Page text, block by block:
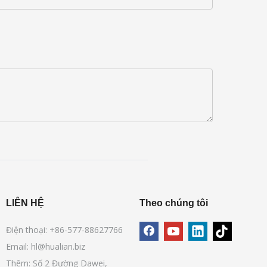
LIÊN HỆ
Điện thoại: +86-577-88627766
Email: hl@hualian.biz
Thêm: Số 2 Đường Dawei,
Theo chúng tôi